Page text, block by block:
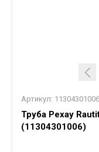
Артикул: 11304301006
Труба Рехау
(11304301006)